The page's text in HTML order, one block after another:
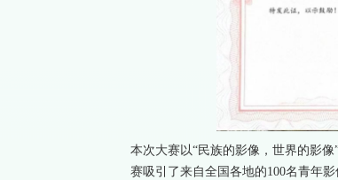
本次大赛以“民族的影像，世界的影
赛吸引了来自全国各地的100名青年